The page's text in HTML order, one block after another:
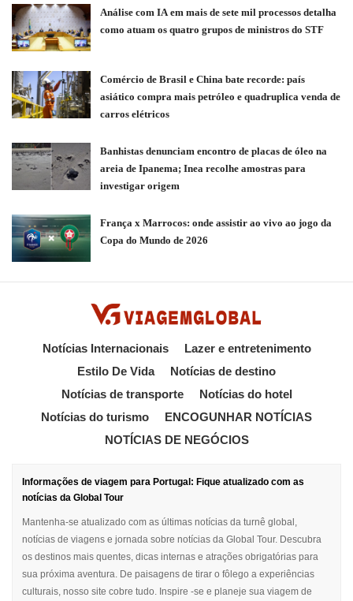
Análise com IA em mais de sete mil processos detalha
como atuam os quatro grupos de ministros do STF
Comércio de Brasil e China bate recorde: país
asiático compra mais petróleo e quadruplica venda de
carros elétricos
Banhistas denunciam encontro de placas de óleo na
areia de Ipanema; Inea recolhe amostras para
investigar origem
França x Marrocos: onde assistir ao vivo ao jogo da
Copa do Mundo de 2026
Notícias Internacionais
Lazer e entretenimento
Estilo De Vida
Notícias de destino
Notícias de transporte
Notícias do hotel
Notícias do turismo
ENCOGUNHAR NOTÍCIAS
NOTÍCIAS DE NEGÓCIOS
Informações de viagem para Portugal: Fique atualizado com as
notícias da Global Tour
Mantenha-se atualizado com as últimas notícias da turnê global,
notícias de viagens e jornada sobre notícias da Global Tour. Descubra
os destinos mais quentes, dicas internas e atrações obrigatórias para
sua próxima aventura. De paisagens de tirar o fôlego a experiências
culturais, nosso site cobre tudo. Inspire -se e planeje sua viagem de